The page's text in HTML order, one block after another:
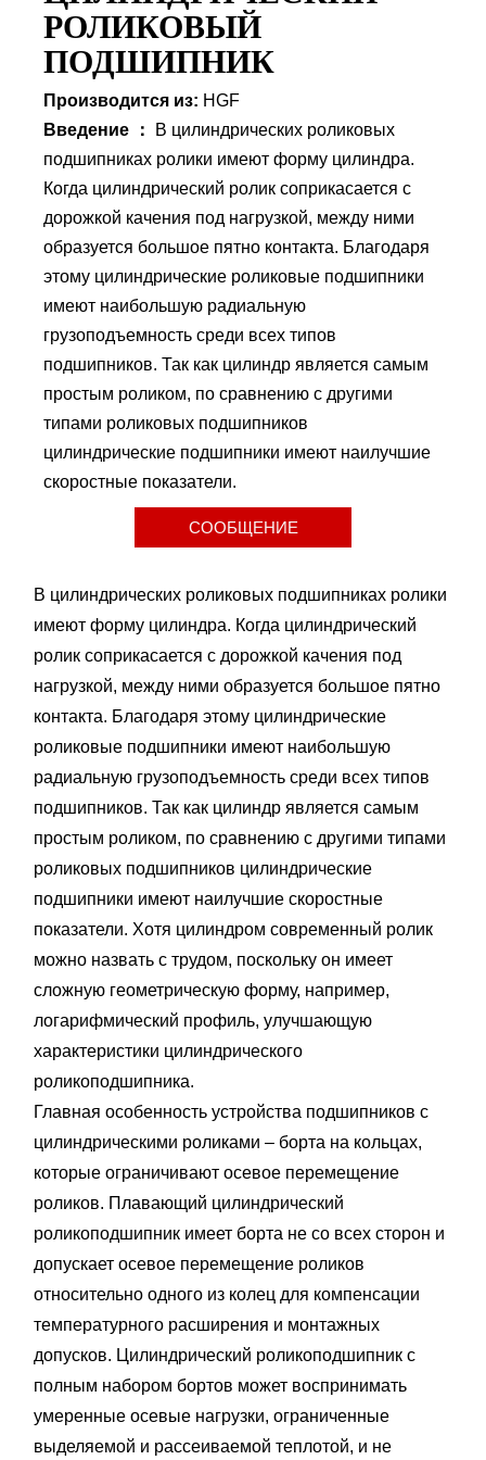
РОЛИКОВЫЙ
ПОДШИПНИК
Производится из: HGF
Введение ：
В цилиндрических роликовых
подшипниках ролики имеют форму цилиндра.
Когда цилиндрический ролик соприкасается с
дорожкой качения под нагрузкой, между ними
образуется большое пятно контакта. Благодаря
этому цилиндрические роликовые подшипники
имеют наибольшую радиальную
грузоподъемность среди всех типов
подшипников. Так как цилиндр является самым
простым роликом, по сравнению с другими
типами роликовых подшипников
цилиндрические подшипники имеют наилучшие
скоростные показатели.
СООБЩЕНИЕ
В цилиндрических роликовых подшипниках ролики
имеют форму цилиндра. Когда цилиндрический
ролик соприкасается с дорожкой качения под
нагрузкой, между ними образуется большое пятно
контакта. Благодаря этому цилиндрические
роликовые подшипники имеют наибольшую
радиальную грузоподъемность среди всех типов
подшипников. Так как цилиндр является самым
простым роликом, по сравнению с другими типами
роликовых подшипников цилиндрические
подшипники имеют наилучшие скоростные
показатели. Хотя цилиндром современный ролик
можно назвать с трудом, поскольку он имеет
сложную геометрическую форму, например,
логарифмический профиль, улучшающую
характеристики цилиндрического
роликоподшипника.
Главная особенность устройства подшипников с
цилиндрическими роликами – борта на кольцах,
которые ограничивают осевое перемещение
роликов. Плавающий цилиндрический
роликоподшипник имеет борта не со всех сторон и
допускает осевое перемещение роликов
относительно одного из колец для компенсации
температурного расширения и монтажных
допусков. Цилиндрический роликоподшипник с
полным набором бортов может воспринимать
умеренные осевые нагрузки, ограниченные
выделяемой и рассеиваемой теплотой, и не